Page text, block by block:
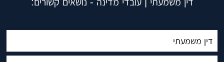
דין משמעתי